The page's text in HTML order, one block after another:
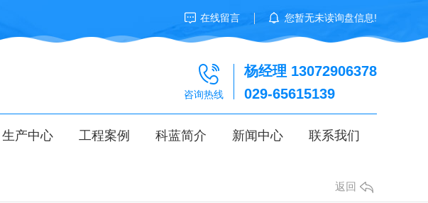
在线留言 您暂无未读询盘信息!
咨询热线
杨经理 13072906378
029-65615139
生产中心 工程案例 科蓝简介 新闻中心 联系我们
返回